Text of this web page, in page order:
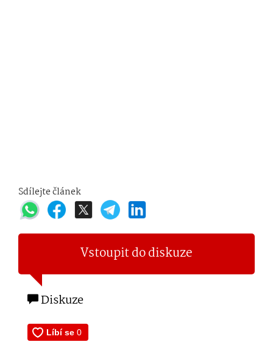
Sdílejte článek
Vstoupit do diskuze
Diskuze